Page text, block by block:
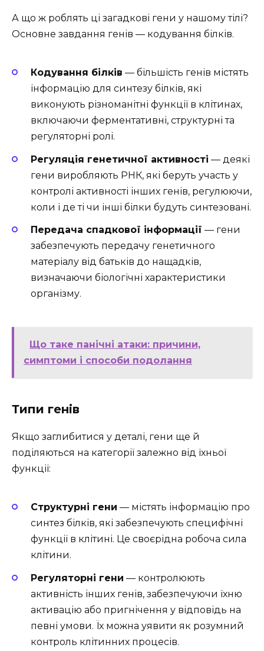
А що ж роблять ці загадкові гени у нашому тілі?
Основне завдання генів — кодування білків.
Кодування білків — більшість генів містять
інформацію для синтезу білків, які
виконують різноманітні функції в клітинах,
включаючи ферментативні, структурні та
регуляторні ролі.
Регуляція генетичної активності — деякі
гени виробляють РНК, які беруть участь у
контролі активності інших генів, регулюючи,
коли і де ті чи інші білки будуть синтезовані.
Передача спадкової інформації — гени
забезпечують передачу генетичного
матеріалу від батьків до нащадків,
визначаючи біологічні характеристики
організму.
Що таке панічні атаки: причини,
симптоми і способи подолання
Типи генів
Якщо заглибитися у деталі, гени ще й
поділяються на категорії залежно від їхньої
функції:
Структурні гени — містять інформацію про
синтез білків, які забезпечують специфічні
функції в клітині. Це своєрідна робоча сила
клітини.
Регуляторні гени — контролюють
активність інших генів, забезпечуючи їхню
активацію або пригнічення у відповідь на
певні умови. Їх можна уявити як розумний
контроль клітинних процесів.